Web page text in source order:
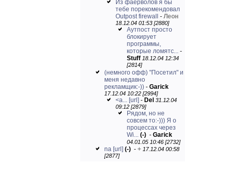
Из фаерволов я бы
тебе порекомендовал
Outpost firewall
- Леон
18.12.04 01:53 [2880]
Аутпост просто
блокирует
программы,
которые ломятс... -
Stuff 18.12.04 12:34
[2814]
(немного офф) "Посетил" и
меня недавно
рекламщик:-)) - Garick
17.12.04 10:22 [2994]
<a... [url] - Del 31.12.04
09:12 [2879]
Рядом, но не
совсем то:-))) Я о
процессах через
Wi... (-) - Garick
04.01.05 10:46 [2732]
na [url] (-) - + 17.12.04 00:58
[2877]